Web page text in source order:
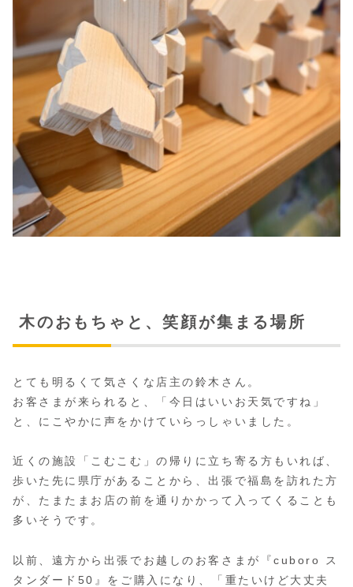
木のおもちゃと、笑顔が集まる場所
とても明るくて気さくな店主の鈴木さん。
お客さまが来られると、「今日はいいお天気ですね」
と、にこやかに声をかけていらっしゃいました。
近くの施設「こむこむ」の帰りに立ち寄る方もいれば、
歩いた先に県庁があることから、出張で福島を訪れた方
が、たまたまお店の前を通りかかって入ってくることも
多いそうです。
以前、遠方から出張でお越しのお客さまが『cuboro ス
タンダード50』をご購入になり、「重たいけど大丈夫